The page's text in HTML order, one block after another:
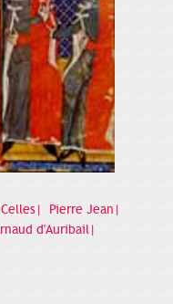
Pierre Jean|
d'Auribail|